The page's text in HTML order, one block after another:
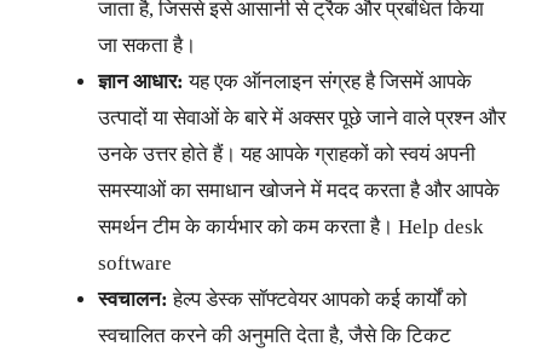
जाता है, जिससे इसे आसानी से ट्रैक और प्रबंधित किया
जा सकता है।
ज्ञान आधार: यह एक ऑनलाइन संग्रह है जिसमें आपके
उत्पादों या सेवाओं के बारे में अक्सर पूछे जाने वाले प्रश्न और
उनके उत्तर होते हैं। यह आपके ग्राहकों को स्वयं अपनी
समस्याओं का समाधान खोजने में मदद करता है और आपके
समर्थन टीम के कार्यभार को कम करता है। Help desk
software
स्वचालन: हेल्प डेस्क सॉफ्टवेयर आपको कई कार्यों को
स्वचालित करने की अनुमति देता है, जैसे कि टिकट